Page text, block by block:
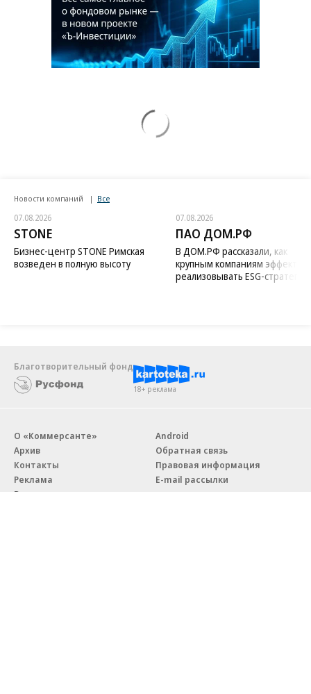
Новости компаний Все
07.08.2026
STONE
Бизнес-центр STONE Римская
возведен в полную высоту
07.08.2026
ПАО ДОМ.РФ
В ДОМ.РФ рассказали, как
крупным компаниям
реализовывать ESG-стратегию
Благотворительный фонд
18+ реклама
О «Коммерсанте»
Архив
Контакты
Реклама
Вакансии
Android
Обратная связь
Правовая информация
E-mail рассылки